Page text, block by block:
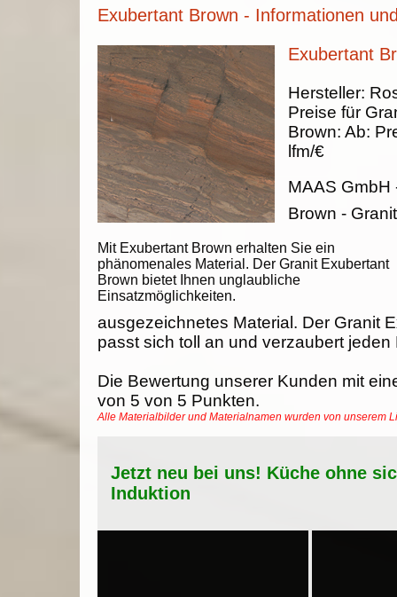
Exubertant Brown - Informationen
Exubertant
Mit Exubertant Brown erhalten Sie ein
phänomenales Material. Der Granit Exubertant
Brown bietet Ihnen unglaubliche
Einsatzmöglichkeiten.
Hersteller:
Preise für
Brown: Ab:
lfm/€
MAAS GmbH
Brown - Granit
ausgezeichnetes Material. Der Granit
passt sich toll an und verzaubert jeden
Die Bewertung unserer Kunden mit
von 5 von 5 Punkten.
Alle Materialbilder und Materialnamen wurden von unserem
Jetzt neu bei uns! Küche ohne
Induktion